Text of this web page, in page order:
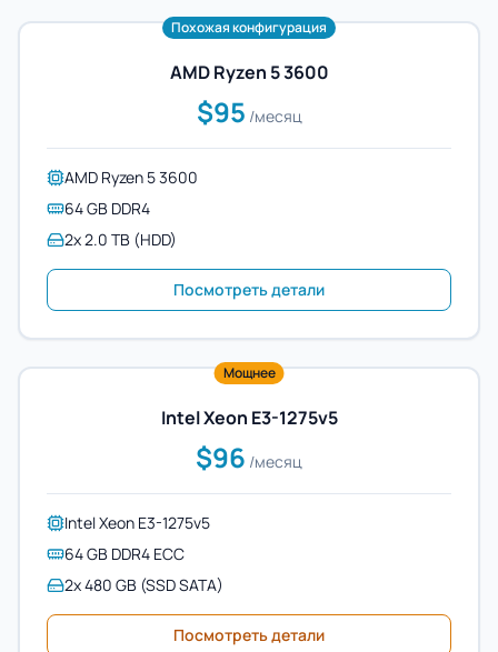
Похожая конфигурация
AMD Ryzen 5 3600
$95 /месяц
AMD Ryzen 5 3600
64 GB DDR4
2x 2.0 TB (HDD)
Посмотреть детали
Мощнее
Intel Xeon E3-1275v5
$96 /месяц
Intel Xeon E3-1275v5
64 GB DDR4 ECC
2x 480 GB (SSD SATA)
Посмотреть детали